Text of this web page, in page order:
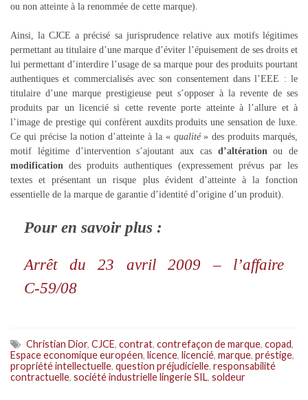
ou non atteinte à la renommée de cette marque).
Ainsi, la CJCE a précisé sa jurisprudence relative aux motifs légitimes
permettant au titulaire d’une marque d’éviter l’épuisement de ses droits et
lui permettant d’interdire l’usage de sa marque pour des produits pourtant
authentiques et commercialisés avec son consentement dans l’EEE : le
titulaire d’une marque prestigieuse peut s’opposer à la revente de ses
produits par un licencié si cette revente porte atteinte à l’allure et à
l’image de prestige qui confèrent auxdits produits une sensation de luxe.
Ce qui précise la notion d’atteinte à la « qualité» des produits marqués,
motif légitime d’intervention s’ajoutant aux cas d’altération ou de
modification des produits authentiques (expressement prévus par les
textes et présentant un risque plus évident d’atteinte à la fonction
essentielle de la marque de garantie d’identité d’origine d’un produit).
Pour en savoir plus :
Arrêt du 23 avril 2009 – l’affaire
C‑59/08
Christian Dior, CJCE, contrat, contrefaçon de marque, copad,
Espace economique européen, licence, licencié, marque, préstige,
propriété intellectuelle, question préjudicielle, responsabilité
contractuelle, société industrielle lingerie SIL, soldeur